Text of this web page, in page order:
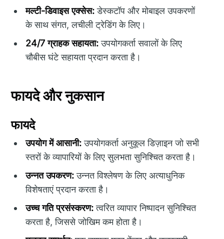
मल्टी-डिवाइस एक्सेस:डेस्कटॉप और मोबाइल उपकरणों
के साथ संगत, लचीली ट्रेडिंग के लिए।
24/7 ग्राहक सहायता:उपयोगकर्ता सवालों के लिए
चौबीस घंटे सहायता प्रदान करता है।
फायदे और नुकसान
फायदे
उपयोग में आसानी:उपयोगकर्ता अनुकूल डिज़ाइन जो सभी
स्तरों के व्यापारियों के लिए सुलभता सुनिश्चित करता है।
उन्नत उपकरण:उन्नत विश्लेषण के लिए अत्याधुनिक
विशेषताएं प्रदान करता है।
उच्च गति प्रसंस्करण:त्वरित व्यापार निष्पादन सुनिश्चित
करता है, जिससे जोखिम कम होता है।